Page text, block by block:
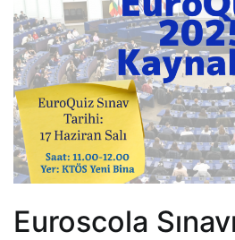
Euroscola